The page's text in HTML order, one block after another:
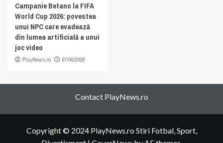
Campanie Betano la FIFA
World Cup 2026: povestea
unui NPC care evadează
din lumea artificială a unui
joc video
PlayNews.ro 07/06/2026
Contact PlayNews.ro
Copyright © 2024 PlayNews.ro Stiri Fotbal, Sport,